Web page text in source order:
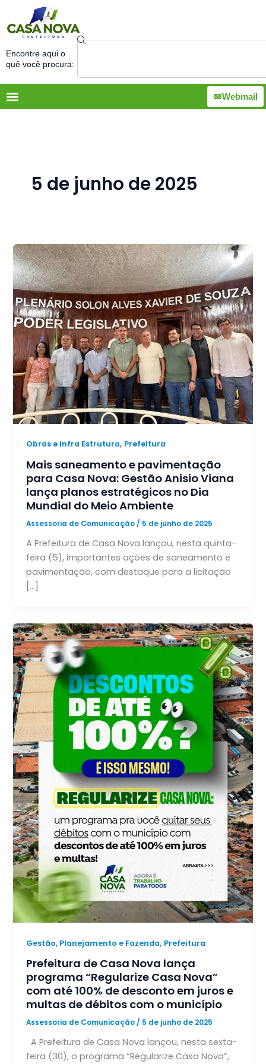
para
conteúdo
Encontre aqui o
quê você procura:
Search
Webmail
5 de junho de 2025
Obras e Infra Estrutura, Prefeitura
Mais saneamento e pavimentação
para Casa Nova: Gestão Anisio Viana
lança planos estratégicos no Dia
Mundial do Meio Ambiente
Assessoria de Comunicação / 5 de junho de 2025
A Prefeitura de Casa Nova lançou, nesta quinta-
feira (5), importantes ações de saneamento e
pavimentação, com destaque para a licitação
[…]
Gestão, Planejamento e Fazenda, Prefeitura
Prefeitura de Casa Nova lança
programa “Regularize Casa Nova”
com até 100% de desconto em juros e
multas de débitos com o município
Assessoria de Comunicação/ 5 de junho de 2025
A Prefeitura de Casa Nova lançou, nesta sexta-
feira (30), o programa “Regularize Casa Nova”,